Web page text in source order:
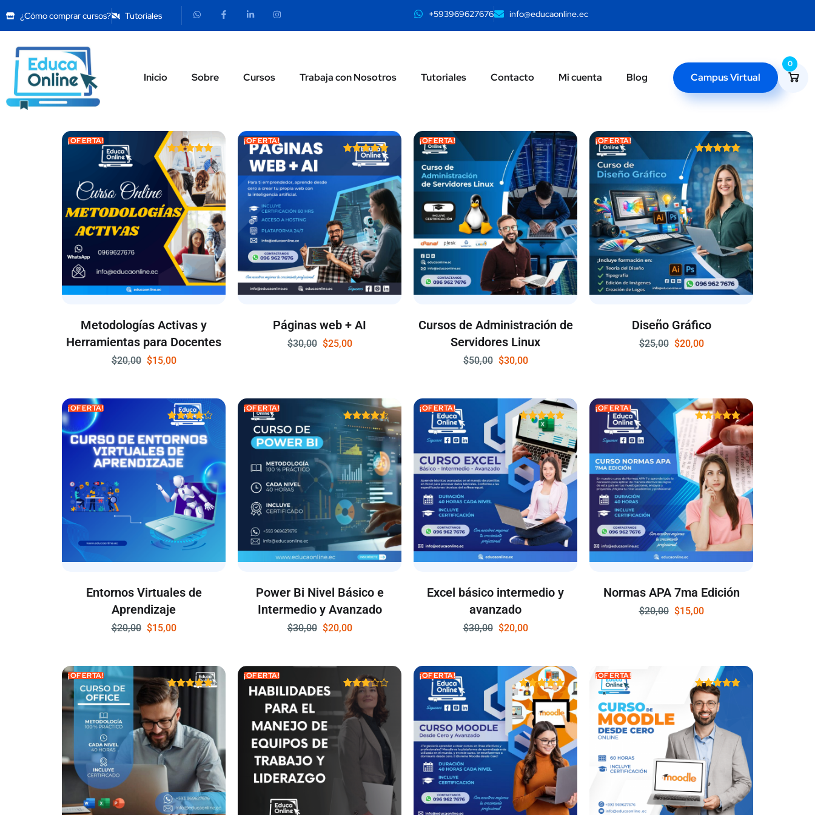
¿Cómo comprar cursos? Tutoriales +593969627676 info@educaonline.ec
Inicio Sobre Cursos Trabaja con Nosotros Tutoriales Contacto Mi cuenta Blog Campus Virtual
0
¡OFERTA!
Metodologías Activas y
Herramientas para Docentes
Valorado
con
5.00
de 5
$20,00 $15,00
¡OFERTA!
Páginas web + AI
Valorado
con
4.71
de 5
$30,00 $25,00
¡OFERTA!
Cursos de Administración de
Servidores Linux
$50,00 $30,00
¡OFERTA!
Diseño Gráfico
Valorado
con
5.00
de 5
$25,00 $20,00
¡OFERTA!
Entornos Virtuales de
Aprendizaje
Valorado
con
4.20
de 5
$20,00 $15,00
¡OFERTA!
Power Bi Nivel Básico e
Intermedio y Avanzado
Valorado
con
4.50
de 5
$30,00 $20,00
¡OFERTA!
Excel básico intermedio y
avanzado
Valorado
con
5.00
de 5
$30,00 $20,00
¡OFERTA!
Normas APA 7ma Edición
Valorado
con
4.75
de 5
$20,00 $15,00
¡OFERTA!
Valorado
¡OFERTA!
Valorad
o con
3.00
de 5
¡OFERTA!
Valorado
con
4.86
de 5
¡OFERTA!
Valorado
con
4.90
de 5